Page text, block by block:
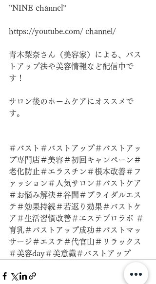
”NINE channel”
https://youtube.com/ channel/
青木梨奈さん（美容家）による、バス
トアップ法や美容情報など配信中で
す！
サロン後のホームケアにオススメで
す。
＃バスト＃バストアップ＃バストアッ
プ専門店＃美容＃初回キャンペーン＃
老化防止＃エラスチン＃根本改善＃フ
ァッション＃人気サロン＃バストケア
＃お悩み解決＃谷間＃ブライダルエス
テ＃効果持続＃若返り効果＃バストケ
ア＃生活習慣改善＃エステプロラボ ＃
育乳＃バストアップ成功＃バストマッ
サージ＃エステ＃代官山＃リラックス
＃美容day＃美意識＃バストアップ